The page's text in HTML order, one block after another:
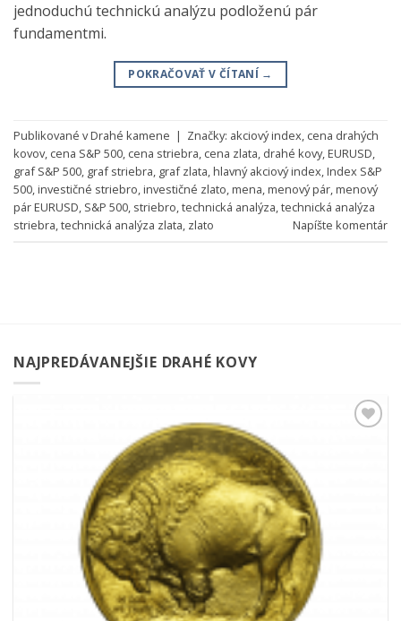
jednoduchú technickú analýzu podloženú pár
fundamentmi.
POKRAČOVAŤ V ČÍTANÍ →
Publikované vDrahé kamene | Značky: akciový index, cena drahých
kovov, cena S&P 500, cena striebra, cena zlata, drahé kovy,EURUSD,
graf S&P 500, graf striebra, graf zlata,hlavný akciový index,Index S&P
500,investičné striebro,investičné zlato,mena,menový pár,menový
pár EURUSD, S&P 500, striebro,technická analýza,technická analýza
striebra,technická analýza zlata, zlato Napíšte komentár
NAJPREDÁVANEJŠIE DRAHÉ KOVY